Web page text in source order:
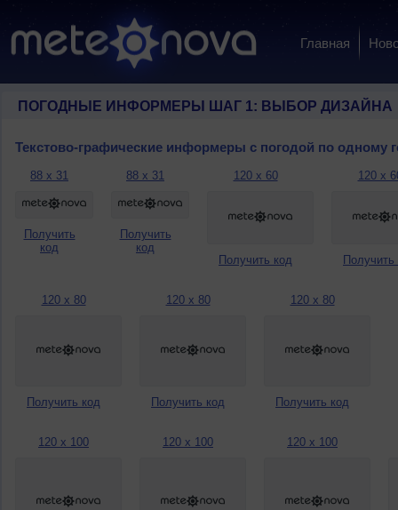
Главная
ПОГОДНЫЕ ИНФОРМЕРЫ ШАГ 1: ВЫБОР ДИЗАЙНА
Текстово-графические информеры с погодой по одному
88 x 31
Получить
код
88 x 31
Получить
код
120 x 60
Получить код
120 x
Получить
120 x 80
Получить код
120 x 80
Получить код
120 x 80
Получить код
120 x 100 120 x 100 120 x 100